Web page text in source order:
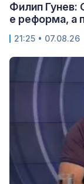
Филип Гунев:
е реформа, а
21:25 • 07.08.26